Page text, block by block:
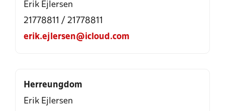
Erik Ejlersen
21778811 / 21778811
erik.ejlersen@icloud.com
Herreungdom
Erik Ejlersen